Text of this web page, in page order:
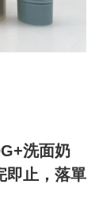
洗面奶
即止，落單